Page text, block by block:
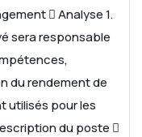
 Analyse1.
sera responsable
du rendement de
utilisés pour les
du poste 